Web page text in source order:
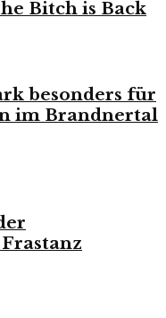
Bitch is Back
besonders für
im Brandnertal